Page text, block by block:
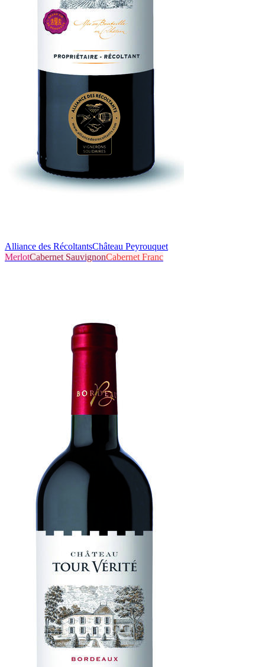
Alliance des RécoltantsChâteau Peyrouquet
MerlotCabernet SauvignonCabernet Franc